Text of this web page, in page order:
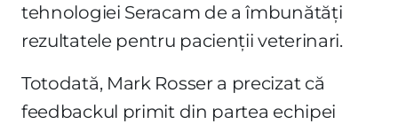
tehnologiei Seracam de a îmbunătăți
rezultatele pentru pacienții veterinari.
Totodată, Mark Rosser a precizat că
feedbackul primit din partea echipei